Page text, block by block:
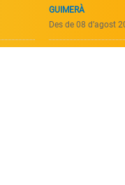
GUIMERÀ
Des de 08 d’agost